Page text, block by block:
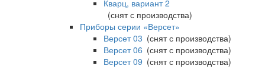
Кварц, вариант 2
(снят с производства)
Приборы серии «Версет»
Версет 03 (снят с производства)
Версет 06 (снят с производства)
Версет 09 (снят с производства)